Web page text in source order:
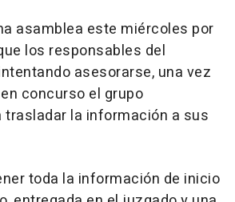
asamblea este miércoles por
los responsables del
asesorarse, una vez
concurso el grupo
trasladar la información a sus
toda la información de inicio